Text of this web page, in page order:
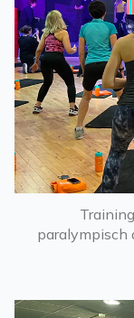
paralympisch